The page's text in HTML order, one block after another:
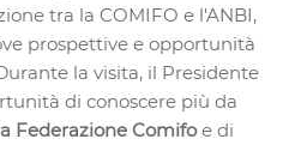
tra la COMIFO e l'ANBI,
prospettive e opportunità
la visita, il Presidente
di conoscere più da
Federazione Comifoe di